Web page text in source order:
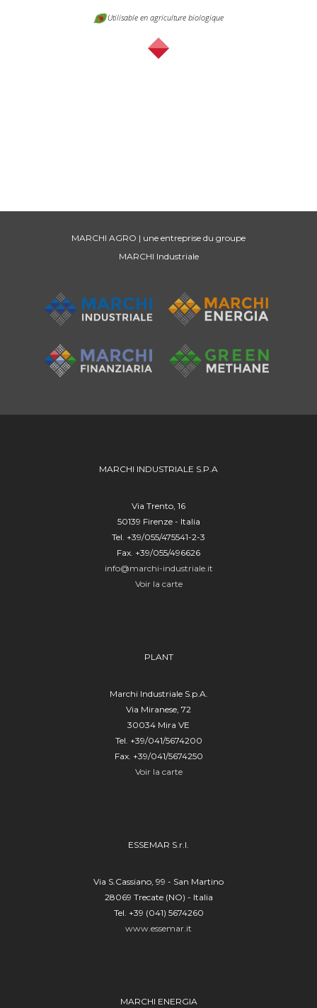
Utilisable en agriculture biologique
MARCHI AGRO | une entreprise du groupe
MARCHI Industriale
MARCHI INDUSTRIALE S.P.A
Via Trento, 16
50139 Firenze - Italia
Tel. +39/055/475541-2-3
Fax. +39/055/496626
info@marchi-industriale.it
Voir la carte
PLANT
Marchi Industriale S.p.A.
Via Miranese, 72
30034 Mira VE
Tel. +39/041/5674200
Fax. +39/041/5674250
Voir la carte
ESSEMAR S.r.l.
Via S.Cassiano, 99 - San Martino
28069 Trecate (NO) - Italia
Tel. +39 (041) 5674260
www.essemar.it
MARCHI ENERGIA